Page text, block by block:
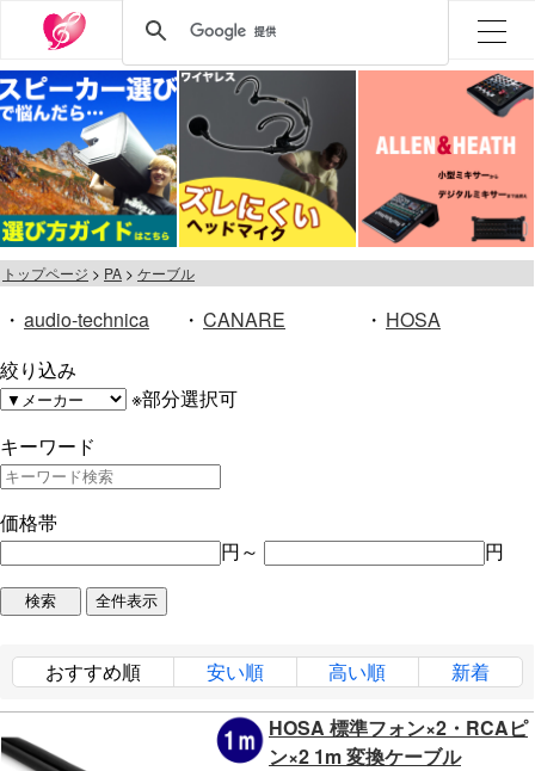
トップページ PA ケーブル
・ audio-technica ・ CANARE ・ HOSA
絞り込み
※部分選択可
キーワード
価格帯
円～
円
おすすめ順 安い順 高い順 新着
HOSA 標準フォン×2・RCAピ
ン×2 1m 変換ケーブル